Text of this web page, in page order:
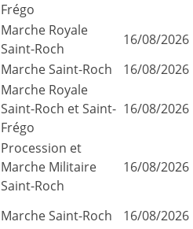
Frégo
Marche Royale
Saint-Roch
16/08/2026
Marche Saint-Roch 16/08/2026
Marche Royale
Saint-Roch et Saint-
Frégo
16/08/2026
Procession et
Marche Militaire
Saint-Roch
16/08/2026
Marche Saint-Roch 16/08/2026